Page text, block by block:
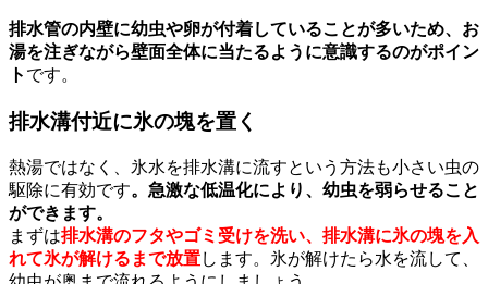
排水管の内壁に幼虫や卵が付着していることが多いため、お
湯を注ぎながら壁面全体に当たるように意識するのがポイン
ト です。
排水溝付近に氷の塊を置く
熱湯ではなく、氷水を排水溝に流すという方法も小さい虫の
駆除に有効です。急激な低温化により、幼虫を弱らせること
ができます。
まずは排水溝のフタやゴミ受けを洗い、排水溝に氷の塊を入
れて氷が解けるまで放置します。氷が解けたら水を流して、